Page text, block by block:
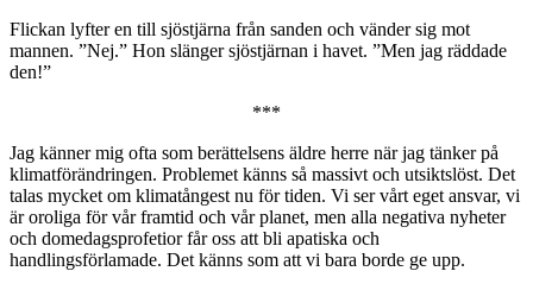
Flickan lyfter en till sjöstjärna från sanden och vänder sig mot
mannen. ”Nej.” Hon slänger sjöstjärnan i havet. ”Men jag räddade
den!”
***
Jag känner mig ofta som berättelsens äldre herre när jag tänker på
klimatförändringen. Problemet känns så massivt och utsiktslöst. Det
talas mycket om klimatångest nu för tiden. Vi ser vårt eget ansvar, vi
är oroliga för vår framtid och vår planet, men alla negativa nyheter
och domedagsprofetior får oss att bli apatiska och
handlingsförlamade. Det känns som att vi bara borde ge upp.